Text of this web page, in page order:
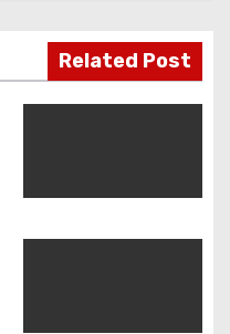
Related Post